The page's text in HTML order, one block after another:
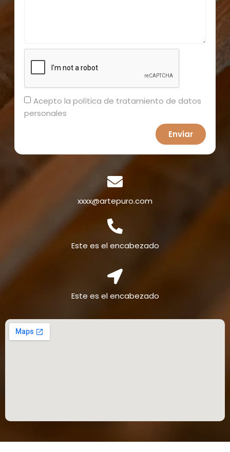
Acepto la política de tratamiento de datos
personales
Enviar
xxxx@artepuro.com
Este es el encabezado
Este es el encabezado